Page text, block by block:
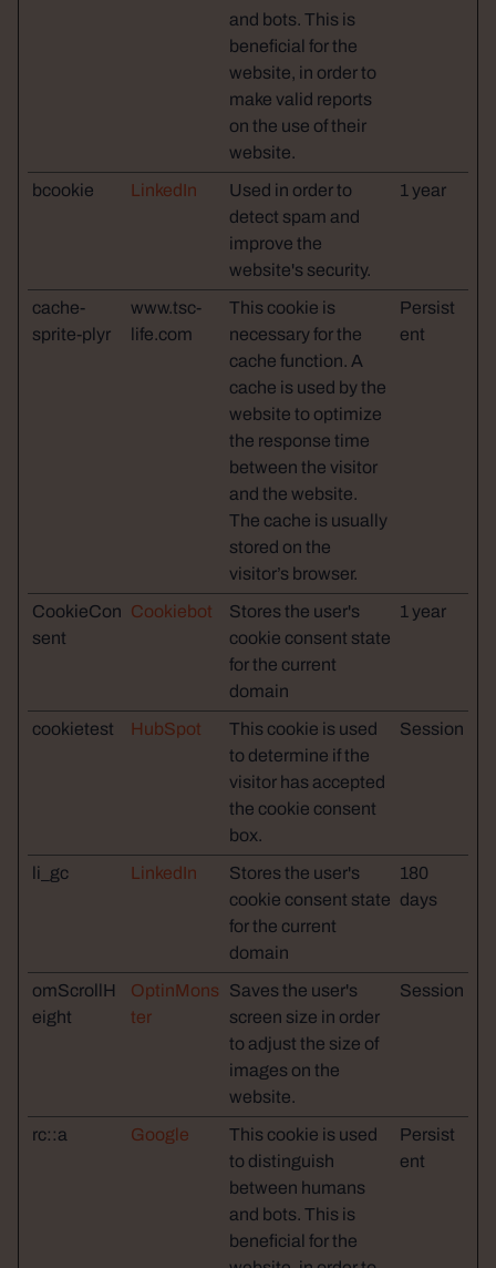
and bots. This is
beneficial for the
website, in order to
make valid reports
on the use of their
website.
bcookie LinkedIn
Used in order to
detect spam and
improve the
website's security.
1 year
cache-
sprite-plyr
www.tsc-
life.com
This cookie is
necessary for the
cache function. A
cache is used by the
website to optimize
the response time
between the visitor
and the website.
The cache is usually
stored on the
visitor’s browser.
Persist
ent
CookieCon
sent
Cookiebot
Stores the user's
cookie consent state
for the current
domain
1 year
cookietest HubSpot
This cookie is used
to determine if the
visitor has accepted
the cookie consent
box.
Session
li_gc LinkedIn
Stores the user's
cookie consent state
for the current
domain
180
days
omScrollH
eight
OptinMons
ter
Saves the user's
screen size in order
to adjust the size of
images on the
website.
Session
rc::a Google
This cookie is used
to distinguish
between humans
and bots. This is
beneficial for the
Persist
ent